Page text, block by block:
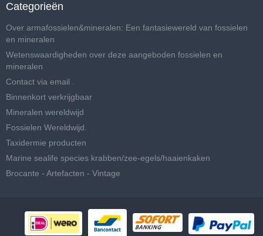
Categorieën
Over armafossielen&mineralen: Een fantasiewereld van fossielen
en mineralen
Wetenswaardigheden over deze aangeboden fossielen en
mineralen
Contact via email .
Binnenkort verkrijgbaar
Mineralen wereldwijd
Fossielen Wereldwijd.
Taxidermie producten
Marine sealife species krabben/zee-egels/haaienkaken
Brocante - Artefacten - Vintage